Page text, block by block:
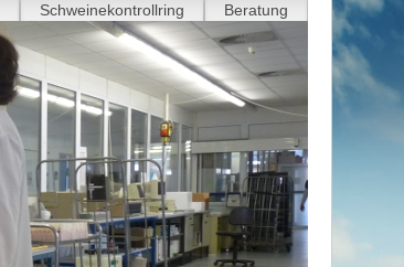
Schweinekontrollring Beratung